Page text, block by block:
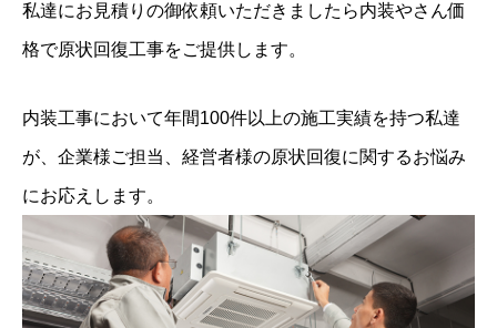
私達にお見積りの御依頼いただきましたら内装やさん価
格で原状回復工事をご提供します。
内装工事において年間100件以上の施工実績を持つ私達
が、企業様ご担当、経営者様の原状回復に関するお悩み
にお応えします。